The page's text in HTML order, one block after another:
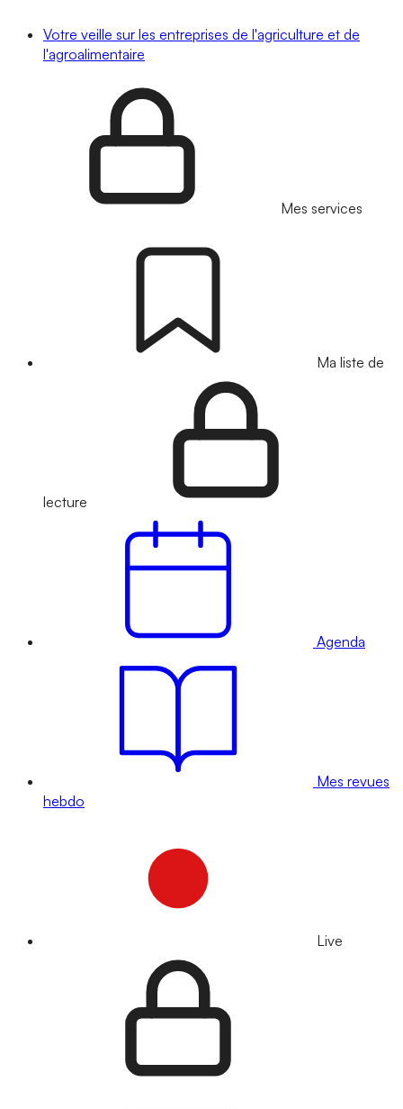
Votre veille sur les entreprises de l'agriculture et de
l'agroalimentaire
Mes services
Ma liste de
lecture
Agenda
Mes revues
hebdo
Live